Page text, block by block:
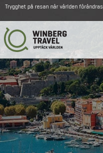
Trygghet på resan när världen förändras